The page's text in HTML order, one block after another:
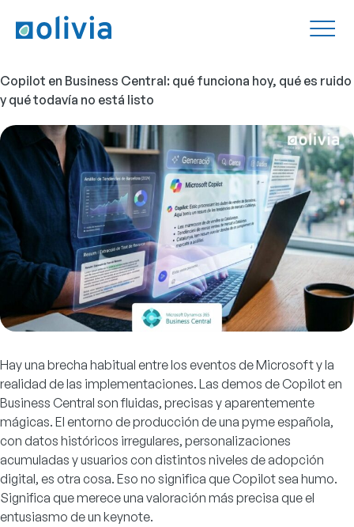
Copilot en Business Central: qué funciona hoy, qué es ruido
y qué todavía no está listo
Hay una brecha habitual entre los eventos de Microsoft y la
realidad de las implementaciones. Las demos de Copilot en
Business Central son fluidas, precisas y aparentemente
mágicas. El entorno de producción de una pyme española,
con datos históricos irregulares, personalizaciones
acumuladas y usuarios con distintos niveles de adopción
digital, es otra cosa. Eso no significa que Copilot sea humo.
Significa que merece una valoración más precisa que el
entusiasmo de un keynote.